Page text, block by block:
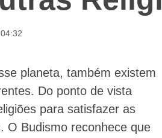
04:32
planeta, também existem
Do ponto de vista
para satisfazer as
O Budismo reconhece que